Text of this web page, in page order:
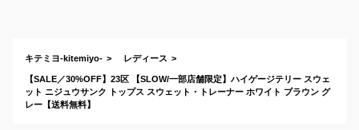
キテミヨ-kitemiyo- レディース
【SALE／30%OFF】23区 【SLOW/一部店舗限定】ハイゲージテリー スウェ
ット ニジュウサンク トップス スウェット・トレーナー ホワイト ブラウン グ
レー【送料無料】